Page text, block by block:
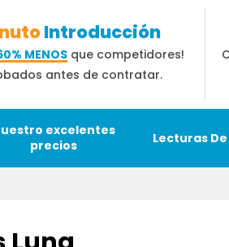
Introducción
MENOS que competidores!
antes de contratar.
excelentes
precios
Lecturas